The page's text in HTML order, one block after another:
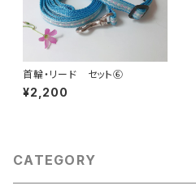
首輪・リード セット⑥
¥2,200
CATEGORY